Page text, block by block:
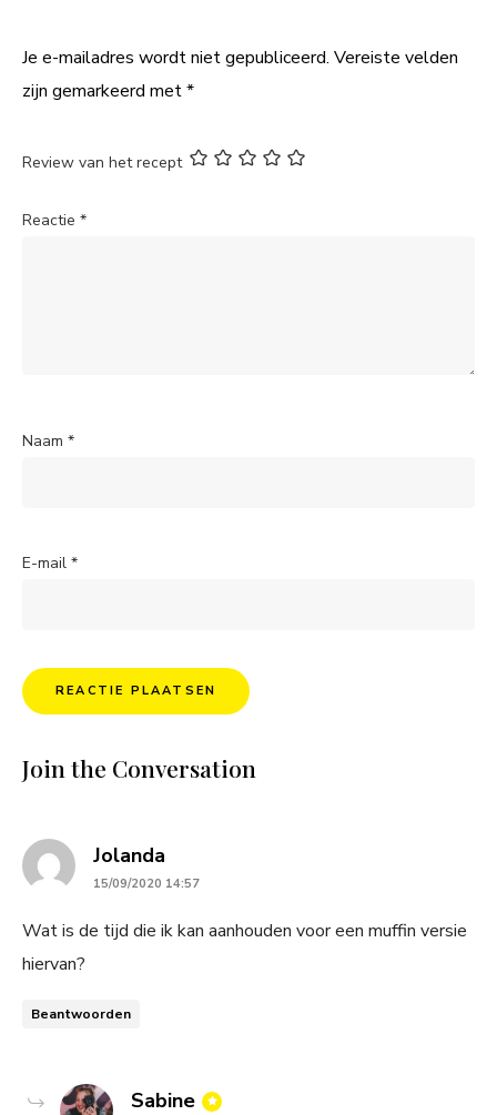
Je e-mailadres wordt niet gepubliceerd. Vereiste velden
zijn gemarkeerd met*
Review van het recept
Reactie *
Naam *
E-mail *
Join the Conversation
Jolanda
15/09/2020 14:57
Wat is de tijd die ik kan aanhouden voor een muffin versie
hiervan?
Beantwoorden
Sabine says: